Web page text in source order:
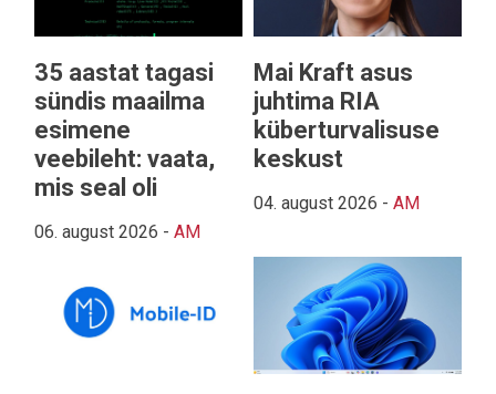
35 aastat tagasi
sündis maailma
esimene
veebileht: vaata,
mis seal oli
06. august 2026 - AM
Mai Kraft asus
juhtima RIA
küberturvalisuse
keskust
04. august 2026 - AM